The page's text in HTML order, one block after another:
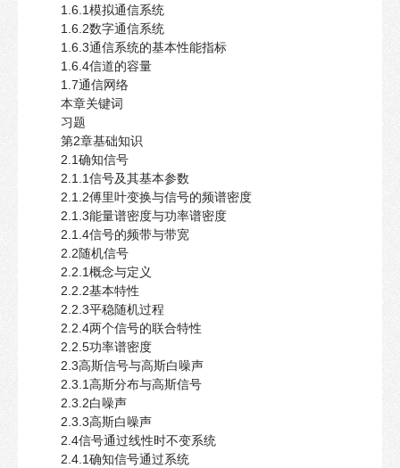
1.6.1模拟通信系统
1.6.2数字通信系统
1.6.3通信系统的基本性能指标
1.6.4信道的容量
1.7通信网络
本章关键词
习题
第2章基础知识
2.1确知信号
2.1.1信号及其基本参数
2.1.2傅里叶变换与信号的频谱密度
2.1.3能量谱密度与功率谱密度
2.1.4信号的频带与带宽
2.2随机信号
2.2.1概念与定义
2.2.2基本特性
2.2.3平稳随机过程
2.2.4两个信号的联合特性
2.2.5功率谱密度
2.3高斯信号与高斯白噪声
2.3.1高斯分布与高斯信号
2.3.2白噪声
2.3.3高斯白噪声
2.4信号通过线性时不变系统
2.4.1确知信号通过系统